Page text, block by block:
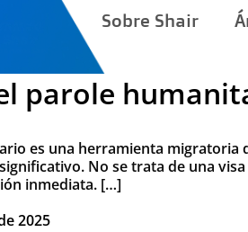
Sobre Shair
parole
es una herramienta
No se trata de una
inmediata. […]
2025